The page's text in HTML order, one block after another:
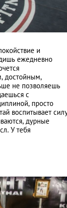
и
ежедневно
достойным,
не позволяешь
с
просто
воспитывает
дурные
У тебя